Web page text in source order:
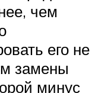
чем
его не
замены
минус